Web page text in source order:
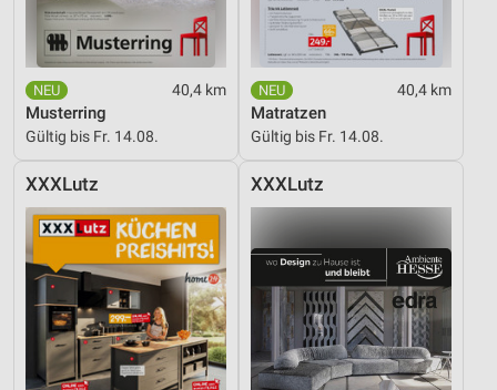
40,4 km
Musterring
Gültig bis Fr. 14.08.
40,4 km
Matratzen
Gültig bis Fr. 14.08.
XXXLutz XXXLutz